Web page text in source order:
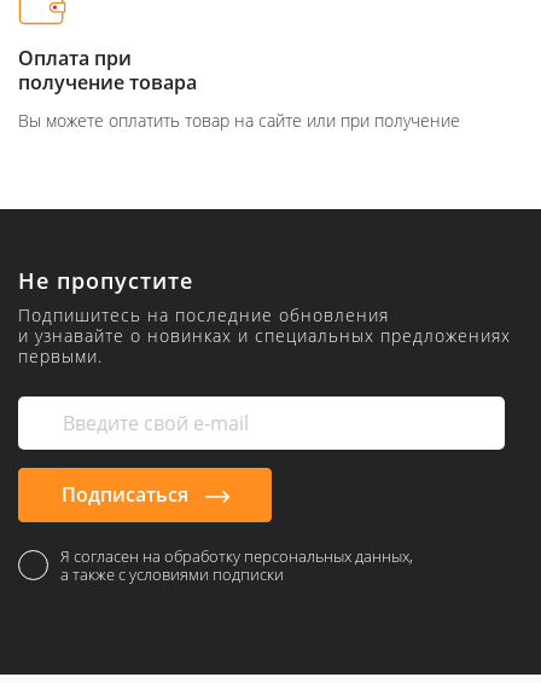
Оплата при
получение товара
Вы можете оплатить товар на сайте или при получение
Не пропустите
Подпишитесь на последние обновления
и узнавайте о новинках и специальных предложениях
первыми.
Подписаться
Я согласен на обработку персональных данных,
а также с условиями подписки